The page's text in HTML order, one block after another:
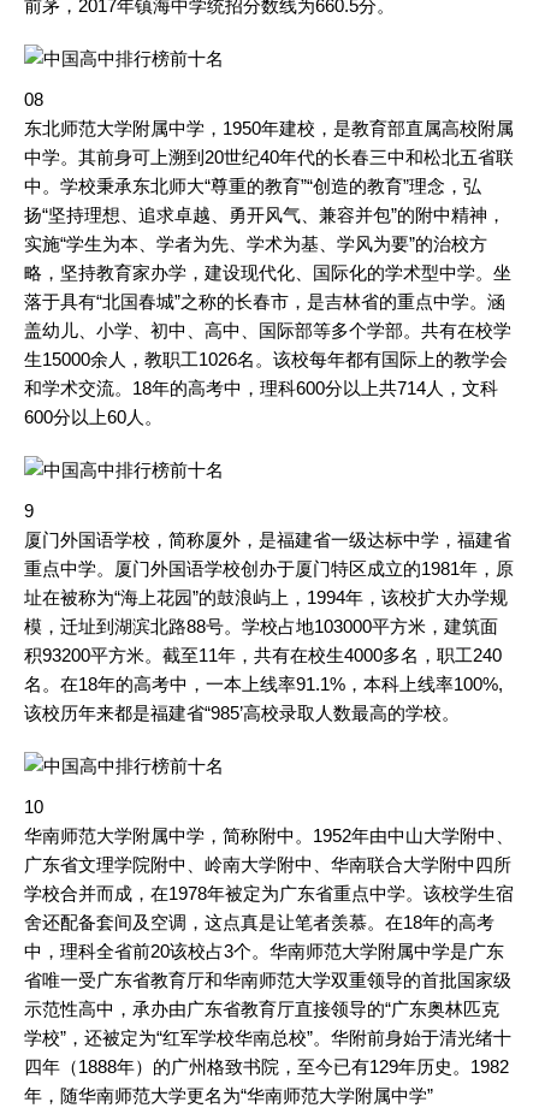
前茅，2017年镇海中学统招分数线为660.5分。
08
东北师范大学附属中学，1950年建校，是教育部直属高校附属
中学。其前身可上溯到20世纪40年代的长春三中和松北五省联
中。学校秉承东北师大“尊重的教育”“创造的教育”理念，弘
扬“坚持理想、追求卓越、勇开风气、兼容并包”的附中精神，
实施“学生为本、学者为先、学术为基、学风为要”的治校方
略，坚持教育家办学，建设现代化、国际化的学术型中学。坐
落于具有“北国春城”之称的长春市，是吉林省的重点中学。涵
盖幼儿、小学、初中、高中、国际部等多个学部。共有在校学
生15000余人，教职工1026名。该校每年都有国际上的教学会
和学术交流。18年的高考中，理科600分以上共714人，文科
600分以上60人。
9
厦门外国语学校，简称厦外，是福建省一级达标中学，福建省
重点中学。厦门外国语学校创办于厦门特区成立的1981年，原
址在被称为“海上花园”的鼓浪屿上，1994年，该校扩大办学规
模，迁址到湖滨北路88号。学校占地103000平方米，建筑面
积93200平方米。截至11年，共有在校生4000多名，职工240
名。在18年的高考中，一本上线率91.1%，本科上线率100%,
该校历年来都是福建省“985’高校录取人数最高的学校。
10
华南师范大学附属中学，简称附中。1952年由中山大学附中、
广东省文理学院附中、岭南大学附中、华南联合大学附中四所
学校合并而成，在1978年被定为广东省重点中学。该校学生宿
舍还配备套间及空调，这点真是让笔者羡慕。在18年的高考
中，理科全省前20该校占3个。华南师范大学附属中学是广东
省唯一受广东省教育厅和华南师范大学双重领导的首批国家级
示范性高中，承办由广东省教育厅直接领导的“广东奥林匹克
学校”，还被定为“红军学校华南总校”。华附前身始于清光绪十
四年（1888年）的广州格致书院，至今已有129年历史。1982
年，随华南师范大学更名为“华南师范大学附属中学”